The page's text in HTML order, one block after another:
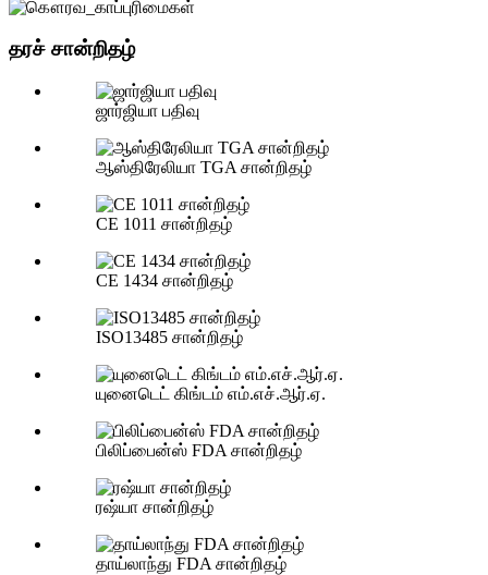
தரச் சான்றிதழ்
ஜார்ஜியா பதிவு
ஆஸ்திரேலியா TGA சான்றிதழ்
CE 1011 சான்றிதழ்
CE 1434 சான்றிதழ்
ISO13485 சான்றிதழ்
யுனைடெட் கிங்டம் எம்.எச்.ஆர்.ஏ.
பிலிப்பைன்ஸ் FDA சான்றிதழ்
ரஷ்யா சான்றிதழ்
தாய்லாந்து FDA சான்றிதழ்